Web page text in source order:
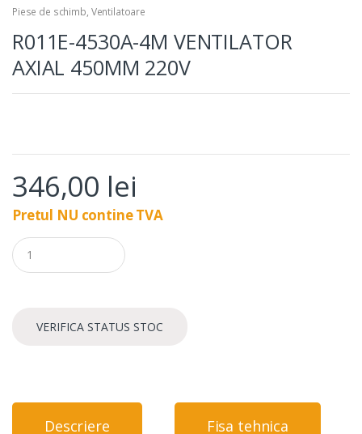
Piese de schimb, Ventilatoare
R011E-4530A-4M VENTILATOR
AXIAL 450MM 220V
346,00 lei
Pretul NU contine TVA
Q
u
a
VERIFICA STATUS STOC
Descriere Fisa tehnica